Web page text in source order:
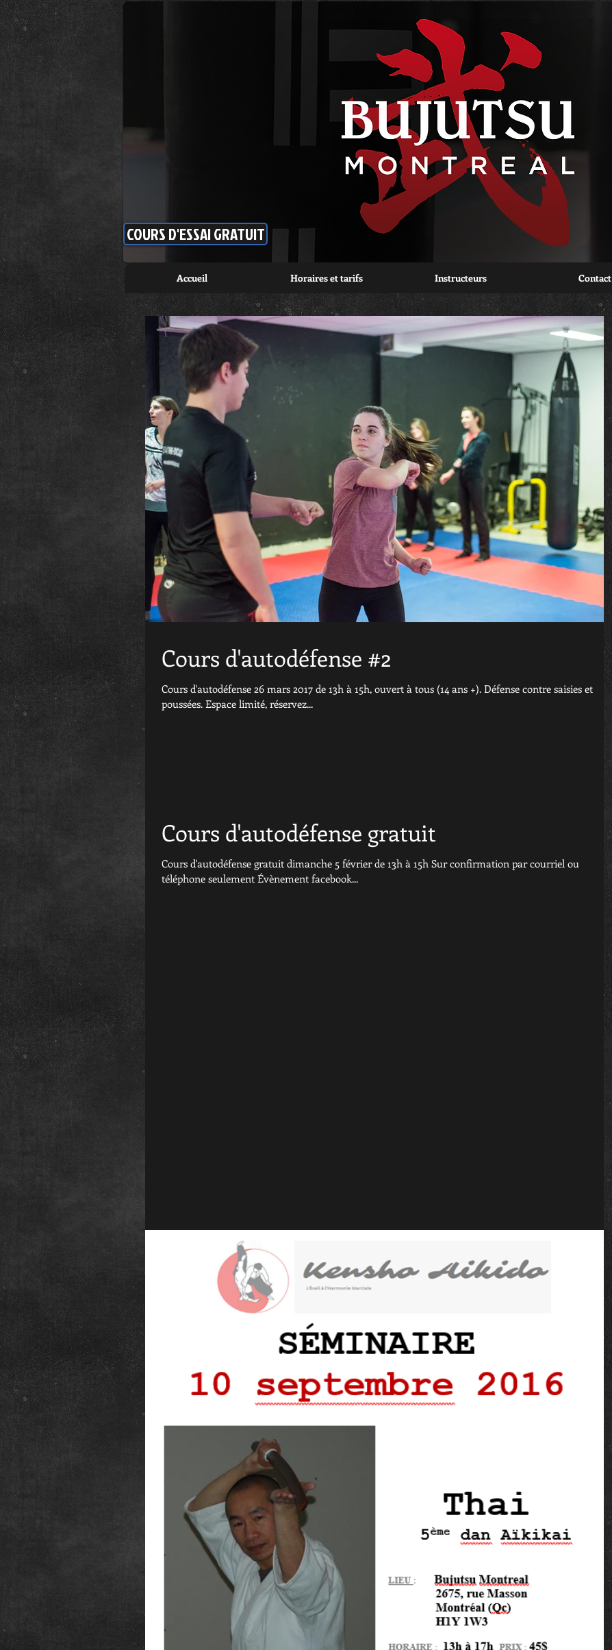
COURS D'ESSAI GRATUIT
Accueil Horaires et tarifs Instructeurs Contact
Cours d'autodéfense #2
Cours d'autodéfense 26 mars 2017 de 13h à 15h, ouvert à tous (14 ans +). Défense contre saisies et
poussées. Espace limité, réservez...
Cours d'autodéfense gratuit
Cours d'autodéfense gratuit dimanche 5 février de 13h à 15h Sur confirmation par courriel ou
téléphone seulement Évènement facebook...